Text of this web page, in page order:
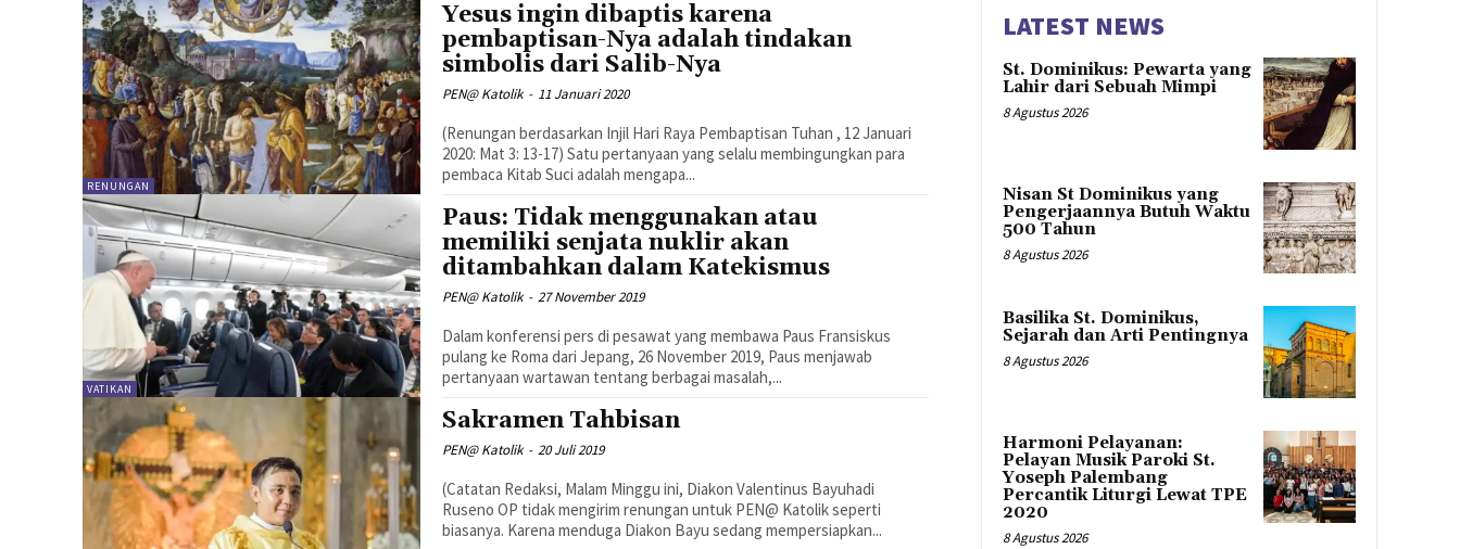
RENUNGAN
Yesus ingin dibaptis karena
pembaptisan-Nya adalah tindakan
simbolis dari Salib-Nya
PEN@ Katolik - 11 Januari 2020
(Renungan berdasarkan Injil Hari Raya Pembaptisan Tuhan , 12 Januari
2020: Mat 3: 13-17) Satu pertanyaan yang selalu membingungkan para
pembaca Kitab Suci adalah mengapa...
VATIKAN
Paus: Tidak menggunakan atau
memiliki senjata nuklir akan
ditambahkan dalam Katekismus
PEN@ Katolik - 27 November 2019
Dalam konferensi pers di pesawat yang membawa Paus Fransiskus
pulang ke Roma dari Jepang, 26 November 2019, Paus menjawab
pertanyaan wartawan tentang berbagai masalah,...
Sakramen Tahbisan
PEN@ Katolik - 20 Juli 2019
(Catatan Redaksi, Malam Minggu ini, Diakon Valentinus Bayuhadi
Ruseno OP tidak mengirim renungan untuk PEN@ Katolik seperti
biasanya. Karena menduga Diakon Bayu sedang mempersiapkan...
LATEST NEWS
St. Dominikus: Pewarta yang
Lahir dari Sebuah Mimpi
8 Agustus 2026
Nisan St Dominikus yang
Pengerjaannya Butuh Waktu
500 Tahun
8 Agustus 2026
Basilika St. Dominikus,
Sejarah dan Arti Pentingnya
8 Agustus 2026
Harmoni Pelayanan:
Pelayan Musik Paroki St.
Yoseph Palembang
Percantik Liturgi Lewat TPE
2020
8 Agustus 2026